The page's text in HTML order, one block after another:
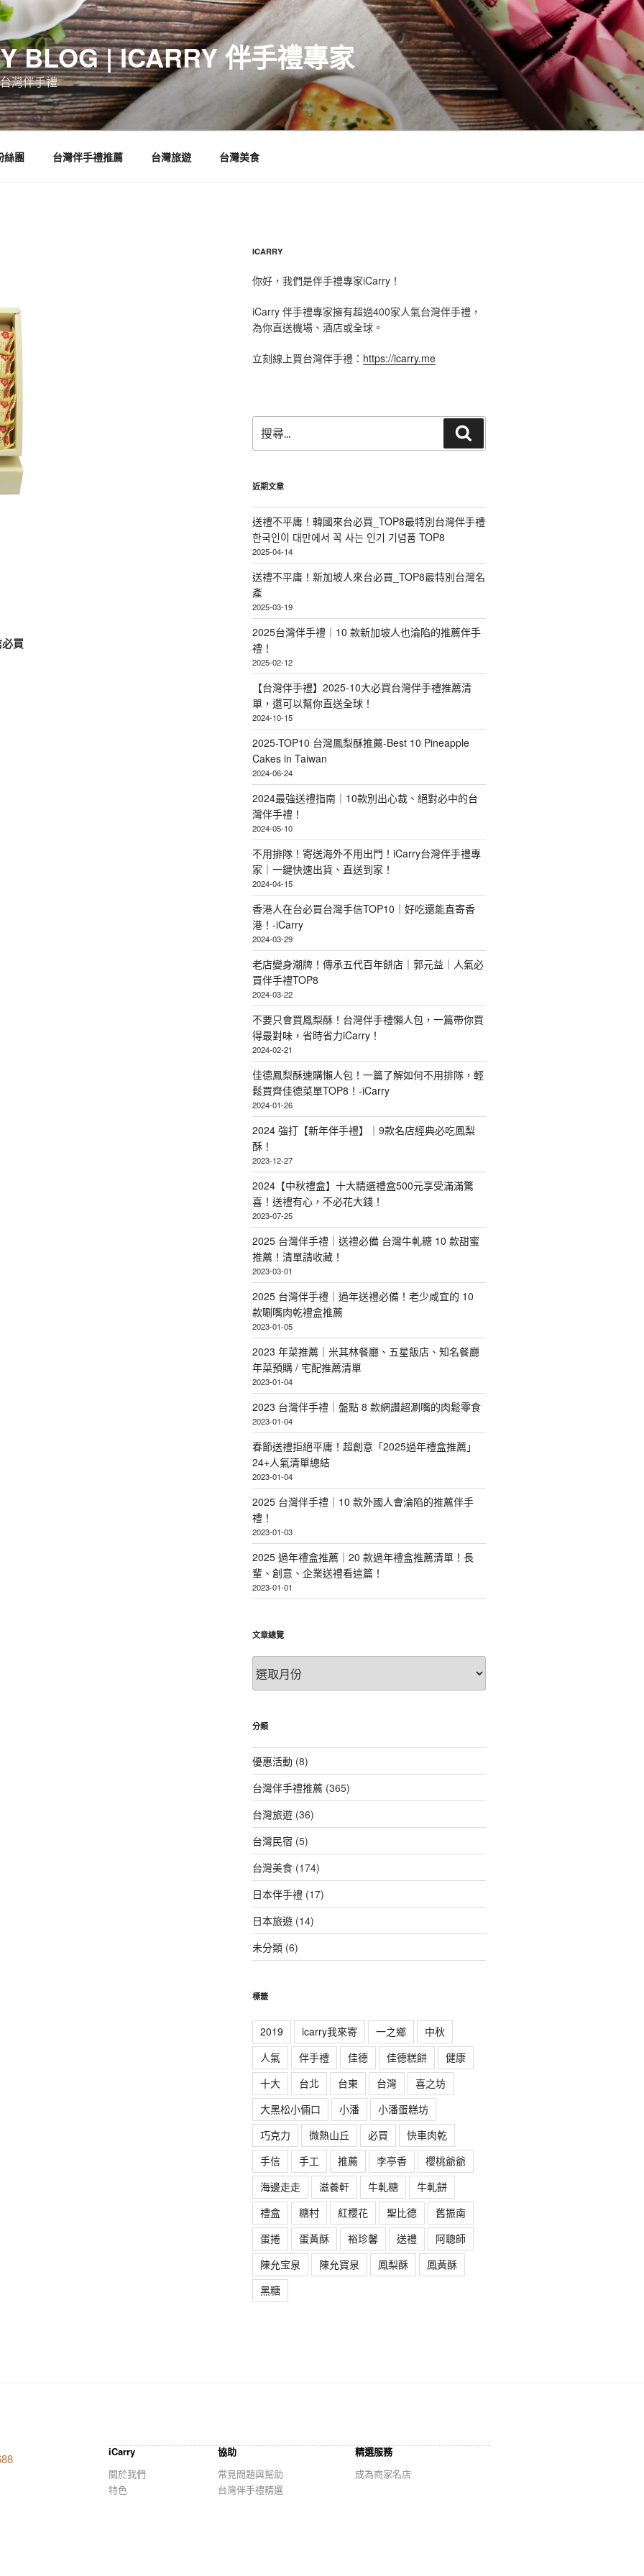
BLOG | ICARRY 伴手禮專家
灣伴手禮
絲團 台灣伴手禮推薦 台灣旅遊 台灣美食
買
ICARRY
你好，我們是伴手禮專家iCarry！
iCarry 伴手禮專家擁有超過400家人氣台灣伴手禮，
為你直送機場、酒店或全球。
立刻線上買台灣伴手禮： https://icarry.me
尋
關
字:
尋
近期文章
送禮不平庸！韓國來台必買_TOP8最特別台灣伴手禮
한국인이 대만에서 꼭 사는 인기 기념품 TOP8
2025-04-14
送禮不平庸！新加坡人來台必買_TOP8最特別台灣名
產
2025-03-19
2025台灣伴手禮｜10 款新加坡人也淪陷的推薦伴手
禮！
2025-02-12
【台灣伴手禮】2025-10大必買台灣伴手禮推薦清
單，還可以幫你直送全球！
2024-10-15
2025-TOP10 台灣鳳梨酥推薦-Best 10 Pineapple
Cakes in Taiwan
2024-06-24
2024最強送禮指南｜10款別出心裁、絕對必中的台
灣伴手禮！
2024-05-10
不用排隊！寄送海外不用出門！iCarry台灣伴手禮專
家｜一鍵快速出貨、直送到家！
2024-04-15
香港人在台必買台灣手信TOP10｜好吃還能直寄香
港！-iCarry
2024-03-29
老店變身潮牌！傳承五代百年餅店｜郭元益｜人氣必
買伴手禮TOP8
2024-03-22
不要只會買鳳梨酥！台灣伴手禮懶人包，一篇帶你買
得最對味，省時省力iCarry！
2024-02-21
佳德鳳梨酥速購懶人包！一篇了解如何不用排隊，輕
鬆買齊佳德菜單TOP8！-iCarry
2024-01-26
2024 強打【新年伴手禮】｜9款名店經典必吃鳳梨
酥！
2023-12-27
2024【中秋禮盒】十大精選禮盒500元享受滿滿驚
喜！送禮有心，不必花大錢！
2023-07-25
2025 台灣伴手禮｜送禮必備 台灣牛軋糖 10 款甜蜜
推薦！清單請收藏！
2023-03-01
2025 台灣伴手禮｜過年送禮必備！老少咸宜的 10
款唰嘴肉乾禮盒推薦
2023-01-05
2023 年菜推薦｜米其林餐廳、五星飯店、知名餐廳
年菜預購 / 宅配推薦清單
2023-01-04
2023 台灣伴手禮｜盤點 8 款網讚超涮嘴的肉鬆零食
2023-01-04
春節送禮拒絕平庸！超創意「2025過年禮盒推薦」
24+人氣清單總結
2023-01-04
2025 台灣伴手禮｜10 款外國人會淪陷的推薦伴手
禮！
2023-01-03
2025 過年禮盒推薦｜20 款過年禮盒推薦清單！長
輩、創意、企業送禮看這篇！
2023-01-01
文章總覽
章
總
分類
優惠活動(8)
台灣伴手禮推薦(365)
台灣旅遊(36)
台灣民宿 (5)
台灣美食(174)
日本伴手禮(17)
日本旅遊(14)
未分類(6)
標籤
2019 icarry我來寄 一之鄉
中秋
人氣
伴手禮 佳德 佳德糕餅
健康
十大
台北 台東 台灣
喜之坊
大黑松小倆口
小潘
小潘蛋糕坊
巧克力
微熱山丘 必買
快車肉乾
手信
手工 推薦 李亭香
櫻桃爺爺
海邊走走
滋養軒 牛軋糖
牛軋餅
禮盒
糖村 紅櫻花 聖比德
舊振南
蛋捲
蛋黃酥 裕珍馨 送禮
阿聰師
陳允宝泉
陳允寶泉 鳳梨酥
鳳黃酥
黑糖
iCarry
關於我們
特色
協助
常見問題與幫助
台灣伴手禮精選
精選服務
成為商家名店